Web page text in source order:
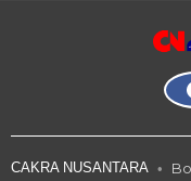
CAKRA NUSANTARA